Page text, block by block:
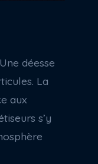
déesse
La
aux
s’y